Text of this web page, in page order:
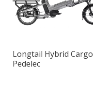
Longtail Hybrid Cargo
Pedelec